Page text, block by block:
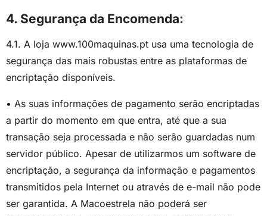
4. Segurança da Encomenda:
4.1. A loja www.100maquinas.pt usa uma tecnologia de
segurança das mais robustas entre as plataformas de
encriptação disponíveis.
• As suas informações de pagamento serão encriptadas
a partir do momento em que entra, até que a sua
transação seja processada e não serão guardadas num
servidor público. Apesar de utilizarmos um software de
encriptação, a segurança da informação e pagamentos
transmitidos pela Internet ou através de e-mail não pode
ser garantida. A Macoestrela não poderá ser